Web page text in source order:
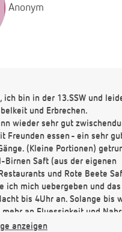
Anonym
ich bin in der 13.SSW und
und Erbrechen.
wieder sehr gut
Freunden essen - ein sehr
(Kleine Portionen)
Birnen Saft (aus der eigenen
und Rote Beete
ich mich uebergeben und
bis 4Uhr an. Solange bis
an Fluessigkeit und
war es ähnlich wie bei einer
anzeigen